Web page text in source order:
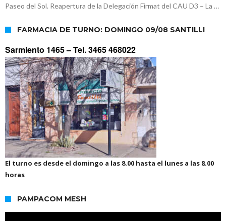
Paseo del Sol. Reapertura de la Delegación Firmat del CAU D3 – La …
FARMACIA DE TURNO: DOMINGO 09/08 SANTILLI
Sarmiento 1465 –Tel. 3465 468022
El turno es desde el domingo a las 8.00 hasta el lunes a las 8.00
horas
PAMPACOM MESH